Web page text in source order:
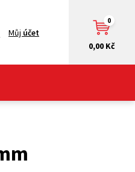
0,00 Kč
0
Můj účet